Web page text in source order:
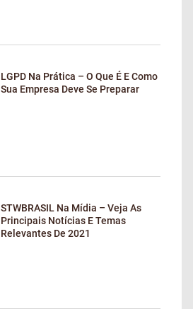
LGPD Na Prática – O Que É E Como
Sua Empresa Deve Se Preparar
STWBRASIL Na Mídia – Veja As
Principais Notícias E Temas
Relevantes De 2021